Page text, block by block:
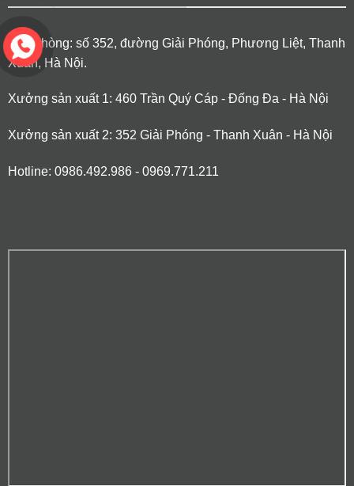
Văn phòng: số 352, đường Giải Phóng, Phương Liệt, Thanh
Xuân, Hà Nội.
Xưởng sản xuất 1: 460 Trần Quý Cáp - Đống Đa - Hà Nội
Xưởng sản xuất 2: 352 Giải Phóng - Thanh Xuân - Hà Nội
Hotline: 0986.492.986 - 0969.771.211